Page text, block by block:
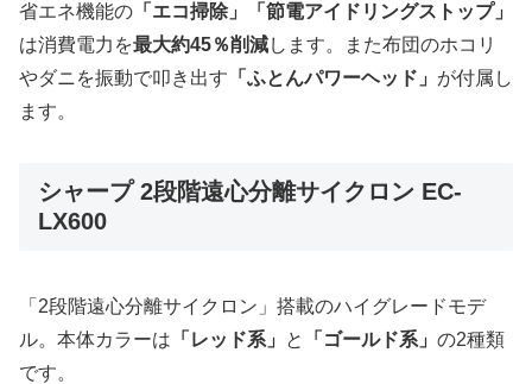
省エネ機能の 「エコ掃除」「節電アイドリングストップ」
は消費電力を最大約45％削減します。また布団のホコリ
やダニを振動で叩き出す 「ふとんパワーヘッド」 が付属し
ます。
シャープ 2段階遠心分離サイクロン EC-
LX600
「2段階遠心分離サイクロン」搭載のハイグレードモデ
ル。本体カラーは 「レッド系」 と 「ゴールド系」 の2種類
です。